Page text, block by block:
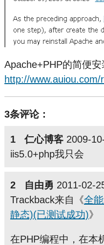
Apache+PHP的简便
http://
3条评论：
1 仁心博客2009-
iis5.0+php我只会
2 自由勇 2011-02-
Trackback来自《全
静态)(已测试成功)》
在PHP编程中，在本